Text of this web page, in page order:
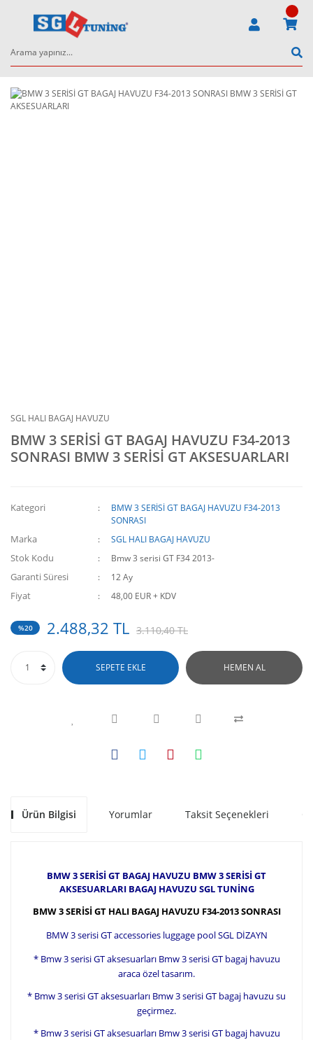
SGL HALI BAGAJ HAVUZU
BMW 3 SERİSİ GT BAGAJ HAVUZU F34-2013
SONRASI BMW 3 SERİSİ GT AKSESUARLARI
Kategori
BMW 3 SERİSİ GT BAGAJ HAVUZU F34-2013
SONRASI
Marka SGL HALI BAGAJ HAVUZU
Stok Kodu Bmw 3 serisi GT F34 2013-
Garanti Süresi 12 Ay
Fiyat 48,00 EUR + KDV
%20 2.488,32 TL 3.110,40 TL
SEPETE EKLE HEMEN AL
Ürün Bilgisi Yorumlar Taksit Seçenekleri
BMW 3 SERİSİ GT BAGAJ HAVUZU BMW 3 SERİSİ GT
AKSESUARLARI BAGAJ HAVUZU SGL TUNİNG
BMW 3 SERİSİ GT HALI BAGAJ HAVUZU F34-2013 SONRASI
BMW 3 serisi GT accessories luggage pool SGL DİZAYN
* Bmw 3 serisi GT aksesuarları Bmw 3 serisi GT bagaj havuzu
araca özel tasarım.
* Bmw 3 serisi GT aksesuarları Bmw 3 serisi GT bagaj havuzu su
geçirmez.
* Bmw 3 serisi GT aksesuarları Bmw 3 serisi GT bagaj havuzu